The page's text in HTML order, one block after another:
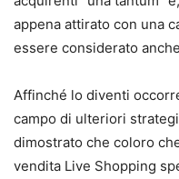
appena attirato con una
essere considerato
Affinché lo diventi
campo di ulteriori
dimostrato che coloro
vendita Live Shopping